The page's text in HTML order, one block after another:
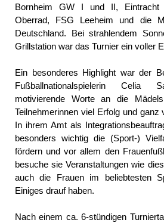
Bornheim GW I und II, Eintracht
Oberrad, FSG Leeheim und die
Deutschland. Bei strahlendem
Grillstation war das Turnier ein voller
Ein besonderes Highlight war der
Fußballnationalspielerin
motivierende Worte an die
Teilnehmerinnen viel Erfolg und ganz
In ihrem Amt als
besonders wichtig die (Sport-)
fördern und vor allem den
besuche sie Veranstaltungen wie
auch die Frauen im beliebtesten
Einiges drauf haben.
Nach einem ca. 6-stündigen